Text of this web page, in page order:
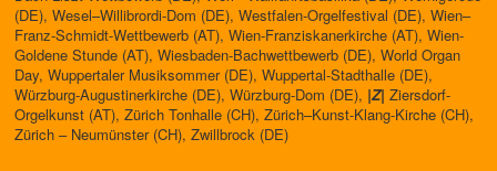
(DE), Wesel–Willibrordi-Dom (DE), Westfalen-Orgelfestival (DE), Wien–
Franz-Schmidt-Wettbewerb (AT), Wien-Franziskanerkirche (AT), Wien-
Goldene Stunde (AT), Wiesbaden-Bachwettbewerb (DE), World Organ
Day, Wuppertaler Musiksommer (DE), Wuppertal-Stadthalle (DE),
Würzburg-Augustinerkirche (DE), Würzburg-Dom (DE), |Z| Ziersdorf-
Orgelkunst (AT), Zürich Tonhalle (CH), Zürich–Kunst-Klang-Kirche (CH),
Zürich – Neumünster (CH), Zwillbrock (DE)